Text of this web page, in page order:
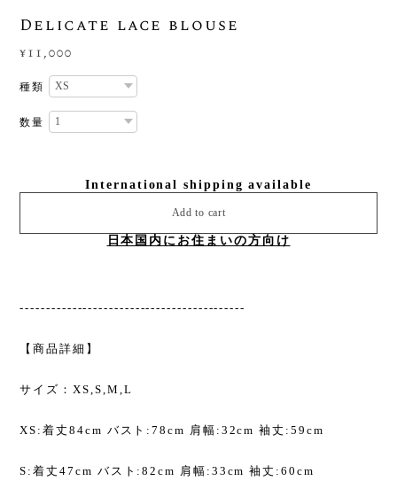
Delicate lace blouse
¥11,000
種類
数量
International shipping available
Add to cart
日本国内にお住まいの方向け
-------------------------------------------
【商品詳細】
サイズ：XS,S,M,L
XS:着丈84cm バスト:78cm 肩幅:32cm 袖丈:59cm
S:着丈47cm バスト:82cm 肩幅:33cm 袖丈:60cm